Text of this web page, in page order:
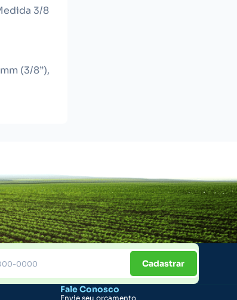
3/8
(3/8”),
Cadastrar
Fale Conosco
Envie seu orçamento